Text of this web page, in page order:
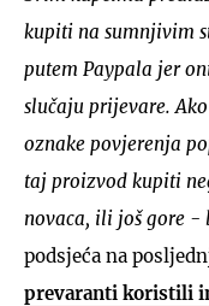
kupiti na sumnjivim
putem Paypala jer
slučaju prijevare.
oznake povjerenja
taj proizvod kupiti
novaca, ili još gore -
podsjeća na
prevaranti koristili